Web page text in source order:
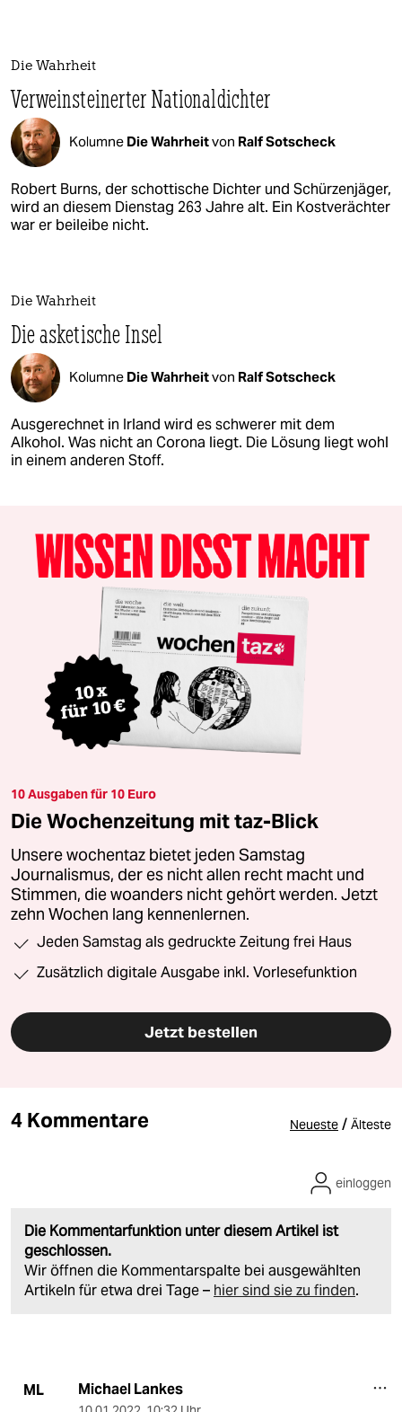
Die Wahrheit
Verweinsteinerter Nationaldichter
Kolumne Die Wahrheitvon Ralf Sotscheck
Robert Burns, der schottische Dichter und Schürzenjäger,
wird an diesem Dienstag 263 Jahre alt. Ein Kostverächter
war er beileibe nicht.
Die Wahrheit
Die asketische Insel
Kolumne Die Wahrheitvon Ralf Sotscheck
Ausgerechnet in Irland wird es schwerer mit dem
Alkohol. Was nicht an Corona liegt. Die Lösung liegt wohl
in einem anderen Stoff.
10 Ausgaben für 10 Euro
Die Wochenzeitung mit taz-Blick
Unsere wochentaz bietet jeden Samstag
Journalismus, der es nicht allen recht macht und
Stimmen, die woanders nicht gehört werden. Jetzt
zehn Wochen lang kennenlernen.
Jeden Samstag als gedruckte Zeitung frei Haus
Zusätzlich digitale Ausgabe inkl. Vorlesefunktion
Jetzt bestellen
4 Kommentare Neueste / Älteste
Die Kommentarfunktion unter diesem Artikel ist
geschlossen.
Wir öffnen die Kommentarspalte bei ausgewählten
Artikeln für etwa drei Tage – hier sind sie zu finden.
einloggen
ML Michael Lankes